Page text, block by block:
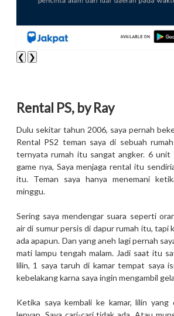
❮ ❯
Rental PS, by Ray
Dulu sekitar tahun 2006, saya pernah
Rental PS2 teman saya di sebuah
ternyata rumah itu sangat angker. 6
game nya, Saya menjaga rental itu
itu. Teman saya hanya menemani
minggu.
Sering saya mendengar suara seperti
air di sumur persis di dapur rumah itu, tapi
ada apapun. Dan yang aneh lagi pernah
mati lampu tengah malam. Jadi saat itu
lilin, 1 saya taruh di kamar tempat saya
kebelakang karna saya ingin mengambil
Ketika saya kembali ke kamar, lilin yang